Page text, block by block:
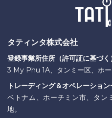
タティンタ株式会社
登録事業所住所（許可証に基づく
3 My Phu 1A、タンミー区、ホー
トレーディング＆オペレーション
ベトナム、ホーチミン市、タン
地。